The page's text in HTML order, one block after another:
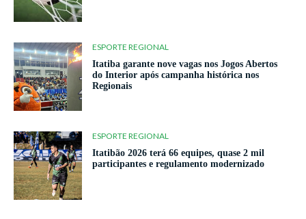
ESPORTE REGIONAL
Itatiba garante nove vagas nos Jogos Abertos
do Interior após campanha histórica nos
Regionais
ESPORTE REGIONAL
Itatibão 2026 terá 66 equipes, quase 2 mil
participantes e regulamento modernizado